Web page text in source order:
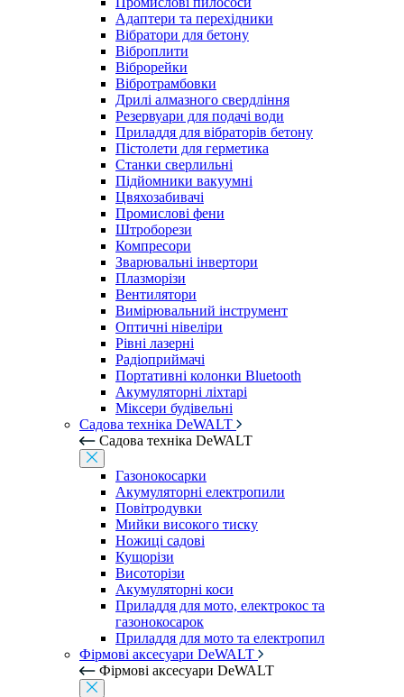
Адаптери та перехідники
Вібратори для бетону
Віброплити
Віброрейки
Вібротрамбовки
Дрилі алмазного свердління
Резервуари для подачі води
Приладдя для вібраторів бетону
Пістолети для герметика
Станки сверлильні
Підйомники вакуумні
Цвяхозабивачі
Промислові фени
Штроборези
Компресори
Зварювальні інвертори
Плазморізи
Вентилятори
Вимірювальний інструмент
Оптичні нівеліри
Рівні лазерні
Радіоприймачі
Портативні колонки Bluetooth
Акумуляторні ліхтарі
Міксери будівельні
Садова техніка DeWALT
Садова техніка DeWALT
Газонокосарки
Акумуляторні електропили
Повітродувки
Мийки високого тиску
Ножиці садові
Кущорізи
Висоторізи
Акумуляторні коси
Приладдя для мото, електрокос та
газонокосарок
Приладдя для мото та електропил
Фірмові аксесуари DeWALT
Фірмові аксесуари DeWALT